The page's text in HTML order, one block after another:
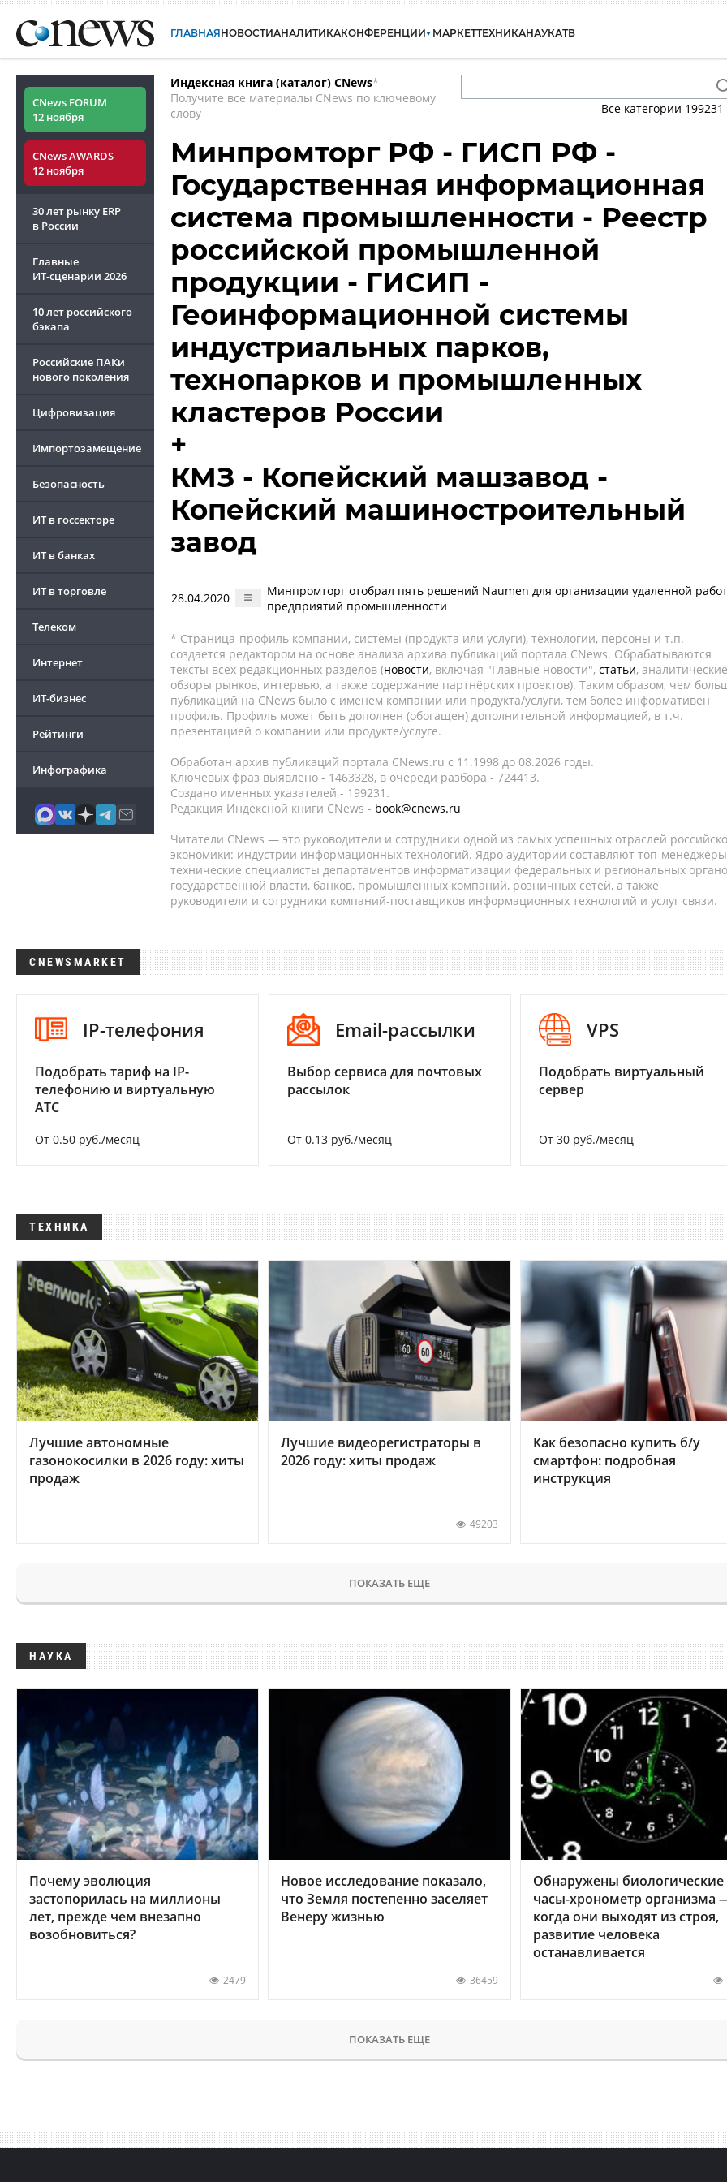
ГЛАВНАЯНОВОСТИАНАЛИТИКАКОНФЕРЕНЦИИ МАРКЕТТЕХНИКАНАУКАТВ
CNews FORUM
12 ноября
CNews AWARDS
12 ноября
30 лет рынку ERP
в России
Главные
ИТ-сценарии 2026
10 лет российского
бэкапа
Российские ПАКи
нового поколения
Цифровизация
Импортозамещение
Безопасность
ИТ в госсекторе
ИТ в банках
ИТ в торговле
Телеком
Интернет
ИТ-бизнес
Рейтинги
Инфографика
Индексная книга (каталог) CNews*
Получите все материалы CNews по ключевому
слову
Все категории 199231
Минпромторг РФ - ГИСП РФ -
Государственная информационная
система промышленности - Реестр
российской промышленной
продукции - ГИСИП -
Геоинформационной системы
индустриальных парков,
технопарков и промышленных
кластеров России
+
КМЗ - Копейский машзавод -
Копейский машиностроительный
завод
28.04.2020
Минпромторг отобрал пять решений Naumen для организации удаленной
предприятий промышленности
* Страница-профиль компании, системы (продукта или услуги), технологии, персоны и т.п.
создается редактором на основе анализа архива публикаций портала CNews. Обрабатываются
тексты всех редакционных разделов (новости, включая "Главные новости", статьи, аналитические
обзоры рынков, интервью, а также содержание партнёрских проектов). Таким образом, чем
публикаций на CNews было с именем компании или продукта/услуги, тем более информативен
профиль. Профиль может быть дополнен (обогащен) дополнительной информацией, в т.ч.
презентацией о компании или продукте/услуге.
Обработан архив публикаций портала CNews.ru c 11.1998 до 08.2026 годы.
Ключевых фраз выявлено - 1463328, в очереди разбора - 724413.
Создано именных указателей - 199231.
Редакция Индексной книги CNews - book@cnews.ru
Читатели CNews — это руководители и сотрудники одной из самых успешных отраслей
экономики: индустрии информационных технологий. Ядро аудитории составляют топ-
технические специалисты департаментов информатизации федеральных и региональных
государственной власти, банков, промышленных компаний, розничных сетей, а также
руководители и сотрудники компаний-поставщиков информационных технологий и услуг связи.
CNEWSMARKET
IP-телефония
Подобрать тариф на IP-
телефонию и виртуальную
АТС
От 0.50 руб./месяц
Email-рассылки
Выбор сервиса для почтовых
рассылок
От 0.13 руб./месяц
VPS
Подобрать виртуальный
сервер
От 30 руб./месяц
ТЕХНИКА
Лучшие автономные
газонокосилки в 2026 году: хиты
продаж
Лучшие видеорегистраторы в
2026 году: хиты продаж
49203
Как безопасно купить б/у
смартфон: подробная
инструкция
ПОКАЗАТЬ ЕЩЕ
НАУКА
Почему эволюция
застопорилась на миллионы
лет, прежде чем внезапно
возобновиться?
2479
Новое исследование показало,
что Земля постепенно заселяет
Венеру жизнью
36459
Обнаружены биологические
часы-хронометр организма
когда они выходят из строя,
развитие человека
останавливается
ПОКАЗАТЬ ЕЩЕ